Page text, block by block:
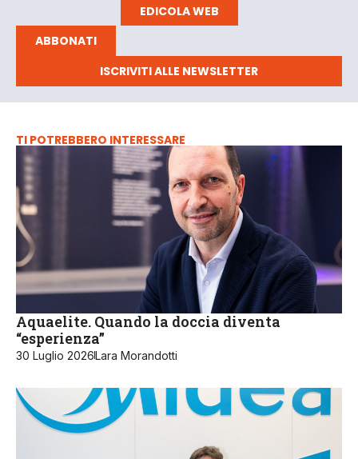
EDICOLA WEB
ABBONATI
ISCRIVITI ALLE NEWSLETTER
TI POTREBBERO INTERESSARE
Aquaelite. Quando la doccia diventa
“esperienza”
30 Luglio 2026Lara Morandotti